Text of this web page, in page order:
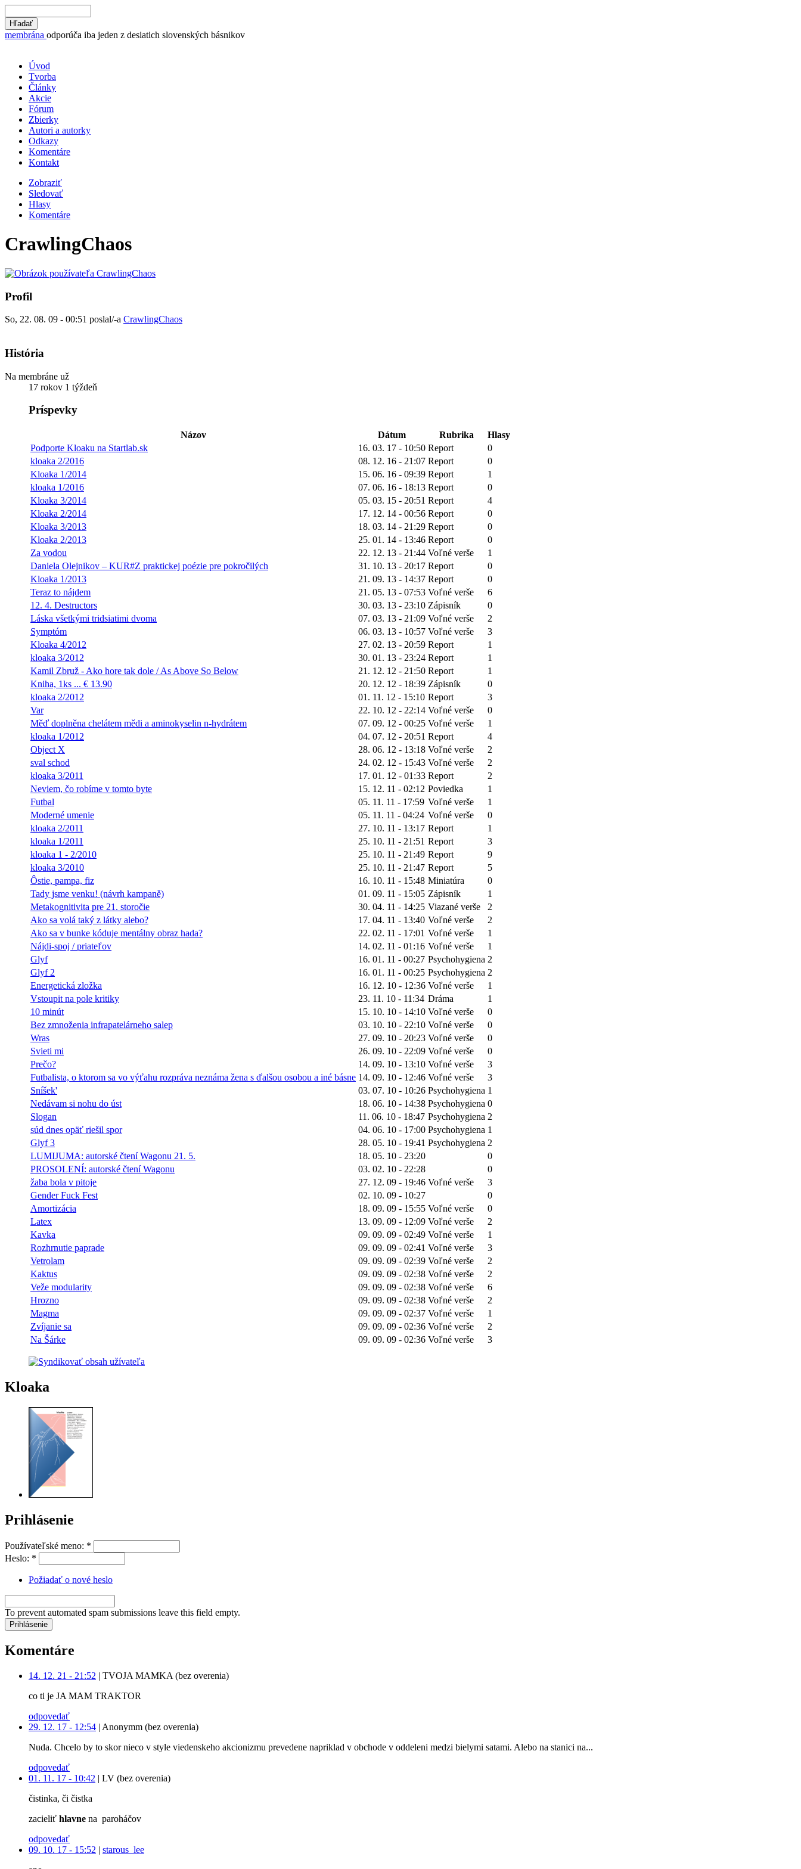
membrána odporúča iba jeden z desiatich slovenských básnikov
Úvod
Tvorba
Články
Akcie
Fórum
Zbierky
Autori a autorky
Odkazy
Komentáre
Kontakt
Zobraziť
Sledovať
Hlasy
Komentáre
CrawlingChaos
Profil
So, 22. 08. 09 - 00:51 poslal/-a CrawlingChaos
História
Na membráne už
17 rokov 1 týždeň
Príspevky
Názov Dátum Rubrika
Hlasy
Podporte Kloaku na Startlab.sk
16. 03. 17 - 10:50 Report
0
kloaka 2/2016
08. 12. 16 - 21:07 Report
0
Kloaka 1/2014
15. 06. 16 - 09:39 Report
1
kloaka 1/2016
07. 06. 16 - 18:13 Report
0
Kloaka 3/2014
05. 03. 15 - 20:51 Report
4
Kloaka 2/2014
17. 12. 14 - 00:56 Report
0
Kloaka 3/2013
18. 03. 14 - 21:29 Report
0
Kloaka 2/2013
25. 01. 14 - 13:46 Report
0
Za vodou
22. 12. 13 - 21:44 Voľné verše
1
Daniela Olejnikov – KUR#Z praktickej poézie pre pokročilých
31. 10. 13 - 20:17 Report
0
Kloaka 1/2013
21. 09. 13 - 14:37 Report
0
Teraz to nájdem
21. 05. 13 - 07:53 Voľné verše
6
12. 4. Destructors
30. 03. 13 - 23:10 Zápisník
0
Láska všetkými tridsiatimi dvoma
07. 03. 13 - 21:09 Voľné verše
2
Symptóm
06. 03. 13 - 10:57 Voľné verše
3
Kloaka 4/2012
27. 02. 13 - 20:59 Report
1
kloaka 3/2012
30. 01. 13 - 23:24 Report
1
Kamil Zbruž - Ako hore tak dole / As Above So Below
21. 12. 12 - 21:50 Report
1
Kniha, 1ks ... € 13.90
20. 12. 12 - 18:39 Zápisník
0
kloaka 2/2012
01. 11. 12 - 15:10 Report
3
Var
22. 10. 12 - 22:14 Voľné verše
0
Měď doplněna chelátem mědi a aminokyselin n-hydrátem
07. 09. 12 - 00:25 Voľné verše
1
kloaka 1/2012
04. 07. 12 - 20:51 Report
4
Object X
28. 06. 12 - 13:18 Voľné verše
2
sval schod
24. 02. 12 - 15:43 Voľné verše
2
kloaka 3/2011
17. 01. 12 - 01:33 Report
2
Neviem, čo robíme v tomto byte
15. 12. 11 - 02:12 Poviedka
1
Futbal
05. 11. 11 - 17:59 Voľné verše
1
Moderné umenie
05. 11. 11 - 04:24 Voľné verše
0
kloaka 2/2011
27. 10. 11 - 13:17 Report
1
kloaka 1/2011
25. 10. 11 - 21:51 Report
3
kloaka 1 - 2/2010
25. 10. 11 - 21:49 Report
9
kloaka 3/2010
25. 10. 11 - 21:47 Report
5
Ôstie, pampa, fiz
16. 10. 11 - 15:48 Miniatúra
0
Tady jsme venku! (návrh kampaně)
01. 09. 11 - 15:05 Zápisník
1
Metakognitivita pre 21. storočie
30. 04. 11 - 14:25 Viazané verše
2
Ako sa volá taký z látky alebo?
17. 04. 11 - 13:40 Voľné verše
2
Ako sa v bunke kóduje mentálny obraz hada?
22. 02. 11 - 17:01 Voľné verše
1
Nájdi-spoj / priateľov
14. 02. 11 - 01:16 Voľné verše
1
Glyf
16. 01. 11 - 00:27 Psychohygiena 2
Glyf 2
16. 01. 11 - 00:25 Psychohygiena 2
Energetická zložka
16. 12. 10 - 12:36 Voľné verše
1
Vstoupit na pole kritiky
23. 11. 10 - 11:34 Dráma
1
10 minút
15. 10. 10 - 14:10 Voľné verše
0
Bez zmnoženia infrapatelárneho salep
03. 10. 10 - 22:10 Voľné verše
0
Wras
27. 09. 10 - 20:23 Voľné verše
0
Svieti mi
26. 09. 10 - 22:09 Voľné verše
0
Prečo?
14. 09. 10 - 13:10 Voľné verše
3
Futbalista, o ktorom sa vo výťahu rozpráva neznáma žena s ďalšou osobou a iné básne 14. 09. 10 - 12:46 Voľné verše
3
Sníšek'
03. 07. 10 - 10:26 Psychohygiena 1
Nedávam si nohu do úst
18. 06. 10 - 14:38 Psychohygiena 0
Slogan
11. 06. 10 - 18:47 Psychohygiena 2
súd dnes opäť riešil spor
04. 06. 10 - 17:00 Psychohygiena 1
Glyf 3
28. 05. 10 - 19:41 Psychohygiena 2
LUMIJUMA: autorské čtení Wagonu 21. 5.
18. 05. 10 - 23:20
0
PROSOLENÍ: autorské čtení Wagonu
03. 02. 10 - 22:28
0
žaba bola v pitoje
27. 12. 09 - 19:46 Voľné verše
3
Gender Fuck Fest
02. 10. 09 - 10:27
0
Amortizácia
18. 09. 09 - 15:55 Voľné verše
0
Latex
13. 09. 09 - 12:09 Voľné verše
2
Kavka
09. 09. 09 - 02:49 Voľné verše
1
Rozhrnutie paprade
09. 09. 09 - 02:41 Voľné verše
3
Vetrolam
09. 09. 09 - 02:39 Voľné verše
2
Kaktus
09. 09. 09 - 02:38 Voľné verše
2
Veže modularity
09. 09. 09 - 02:38 Voľné verše
6
Hrozno
09. 09. 09 - 02:38 Voľné verše
2
Magma
09. 09. 09 - 02:37 Voľné verše
1
Zvíjanie sa
09. 09. 09 - 02:36 Voľné verše
2
Na Šárke
09. 09. 09 - 02:36 Voľné verše 3
Kloaka
Prihlásenie
Používateľské meno: *
Heslo: *
Požiadať o nové heslo
To prevent automated spam submissions leave this field empty.
Komentáre
14. 12. 21 - 21:52 | TVOJA MAMKA (bez overenia)
co ti je JA MAM TRAKTOR
odpovedať
29. 12. 17 - 12:54 | Anonymm (bez overenia)
Nuda. Chcelo by to skor nieco v style viedenskeho akcionizmu prevedene napriklad v obchode v oddeleni medzi bielymi satami. Alebo na stanici na...
odpovedať
01. 11. 17 - 10:42 | LV (bez overenia)
čistinka, či čistka
zacieliť hlavne na paroháčov
odpovedať
09. 10. 17 - 15:52 | starous_lee